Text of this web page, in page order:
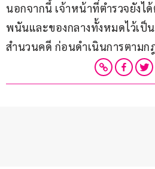
นอกจากนี้ เจ้าหน้าที่ตำรวจยังไ
พนันและของกลางทั้งหมดไว้เป็
สำนวนคดี ก่อนดำเนินการตามก